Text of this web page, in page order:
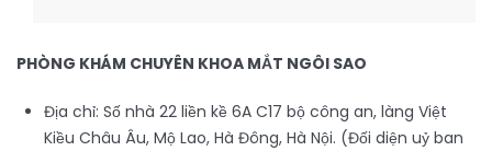
PHÒNG KHÁM CHUYÊN KHOA MẮT NGÔI SAO
Địa chỉ: Số nhà 22 liền kề 6A C17 bộ công an, làng Việt
Kiều Châu Âu, Mộ Lao, Hà Đông, Hà Nội. (Đối diện uỷ ban